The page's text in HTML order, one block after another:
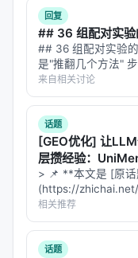
数据集
Questions、领
指标：
类偏好、任务成
对比基线：
无检索 LLM、商
消融：验证各模
据规模）对最终
具体数值结果需以
公开元数据归纳实
时核对 PDF 原文。
回复
## 36 组配对实验
## 36 组配对实验
是"推翻几个方法"
楚了——在同等
我审视方法。我想
一层：**这篇论文
来自相关讨论
话题
[GEO优化] 让
层攒经验：
> 📌 **本文是 [原
(https://
**——标题改为问题
于 AI 引擎引用。
相关推荐
话题